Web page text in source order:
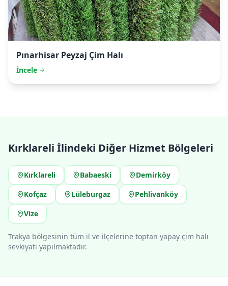
Pınarhisar Peyzaj Çim Halı
İncele
Kırklareli İlindeki Diğer Hizmet Bölgeleri
Kırklareli Babaeski
Demirköy
Kofçaz
Lüleburgaz
Pehlivanköy
Vize
Trakya bölgesinin tüm il ve ilçelerine toptan yapay çim halı
sevkiyatı yapılmaktadır.